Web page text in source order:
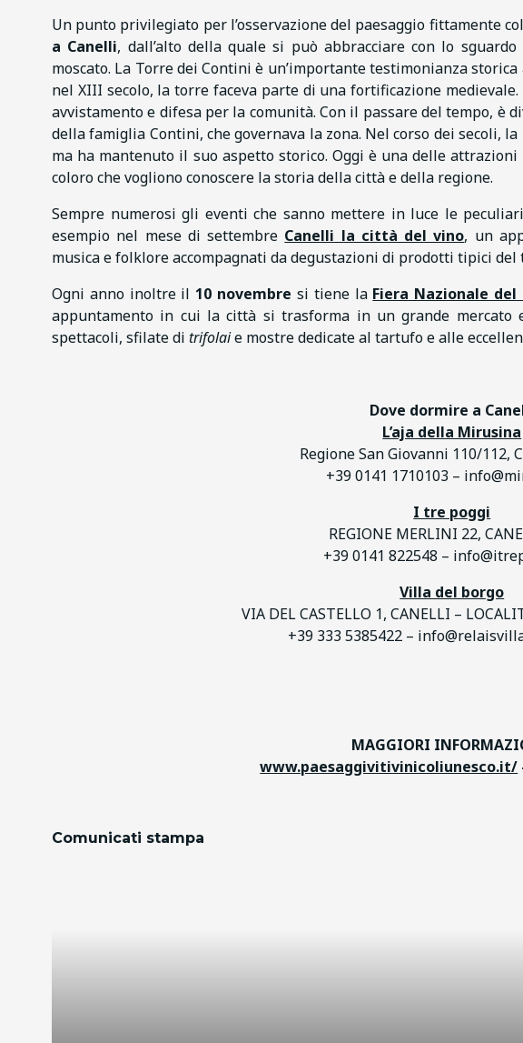
Un punto privilegiato per l’osservazione del paesaggio fittamente
a Canelli, dall’alto della quale si può abbracciare con lo
moscato. La Torre dei Contini è un’importante testimonianza
nel XIII secolo, la torre faceva parte di una fortificazione
avvistamento e difesa per la comunità. Con il passare del tempo, è
della famiglia Contini, che governava la zona. Nel corso dei secoli,
ma ha mantenuto il suo aspetto storico. Oggi è una delle
coloro che vogliono conoscere la storia della città e della regione.
Sempre numerosi gli eventi che sanno mettere in luce le
esempio nel mese di settembre Canelli la città del vino, un
musica e folklore accompagnati da degustazioni di prodotti tipici
Ogni anno inoltre il 10 novembre si tiene la Fiera Nazionale
appuntamento in cui la città si trasforma in un grande mercato
spettacoli, sfilate di trifolaie mostre dedicate al tartufo e alle
Dove dormire a
L’aja della Mirusina
Regione San Giovanni 110/112,
+39 0141 1710103 –
I tre poggi
REGIONE MERLINI 22,
+39 0141 822548 –
Villa del borgo
VIA DEL CASTELLO 1, CANELLI –
+39 333 5385422 –
MAGGIORI
www.paesaggivitivinicoliunesco.it/
Comunicati stampa